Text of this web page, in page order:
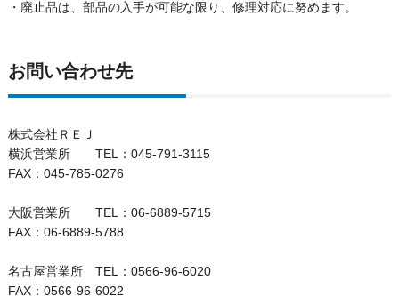
・廃止品は、部品の入手が可能な限り、修理対応に努めます。
お問い合わせ先
株式会社ＲＥＪ
横浜営業所 TEL：045-791-3115
FAX：045-785-0276
大阪営業所 TEL：06-6889-5715
FAX：06-6889-5788
名古屋営業所 TEL：0566-96-6020
FAX：0566-96-6022